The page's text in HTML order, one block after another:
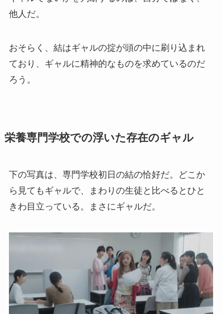
他人だ。
おそらく、結はギャルの掟が頭の中に刷り込まれ
ており、ギャルに精神的なものを求めているのだ
ろう。
栄養専門学校での浮いた存在のギャル
下の写真は、専門学校初日の結の恰好だ。どこか
ら見てもギャルで、まわりの生徒と比べるとひと
きわ目立っている。まさにギャルだ。